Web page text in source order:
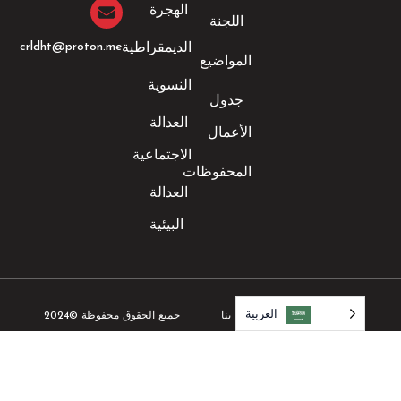
العربية‏
اللجنة
المواضيع
جدول
الأعمال
المحفوظات
الهجرة
الديمقراطية
النسوية
العدالة
الاجتماعية
العدالة
البيئية
crldht@proton.me
الإشعارات القانونية اتصل بنا جميع الحقوق محفوظة ©2024 العربية‏